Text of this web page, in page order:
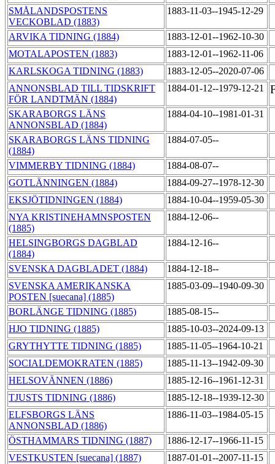
SMÅLANDSPOSTENS
VECKOBLAD (1883)
1883-11-03--1945-12-29
ARVIKA TIDNING (1884)
1883-12-01--1962-10-30
MOTALAPOSTEN (1883)
1883-12-01--1962-11-06
KARLSKOGA TIDNING (1883)
1883-12-05--2020-07-06
ANNONSBLAD TILL TIDSKRIFT
FÖR LANDTMÄN (1884)
1884-01-12--1979-12-21
SKARABORGS LÄNS
ANNONSBLAD (1884)
1884-04-10--1981-01-31
SKARABORGS LÄNS TIDNING
(1884)
1884-07-05--
VIMMERBY TIDNING (1884)
1884-08-07--
GOTLÄNNINGEN (1884)
1884-09-27--1978-12-30
EKSJÖTIDNINGEN (1884)
1884-10-04--1959-05-30
NYA KRISTINEHAMNSPOSTEN
(1885)
1884-12-06--
HELSINGBORGS DAGBLAD
(1884)
1884-12-16--
SVENSKA DAGBLADET (1884)
1884-12-18--
SVENSKA AMERIKANSKA
POSTEN [suecana] (1885)
1885-03-09--1940-09-30
BORLÄNGE TIDNING (1885)
1885-08-15--
HJO TIDNING (1885)
1885-10-03--2024-09-13
GRYTHYTTE TIDNING (1885)
1885-11-05--1964-10-21
SOCIALDEMOKRATEN (1885)
1885-11-13--1942-09-30
HELSOVÄNNEN (1886)
1885-12-16--1961-12-31
TJUSTS TIDNING (1886)
1885-12-18--1939-12-30
ELFSBORGS LÄNS
ANNONSBLAD (1886)
1886-11-03--1984-05-15
ÖSTHAMMARS TIDNING (1887)
1886-12-17--1966-11-15
VESTKUSTEN [suecana] (1887)
1887-01-01--2007-11-15